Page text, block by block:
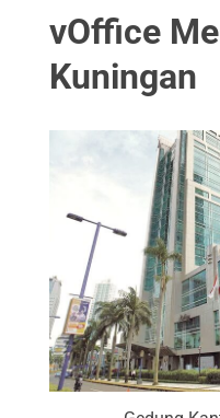
vOffice
Kuningan